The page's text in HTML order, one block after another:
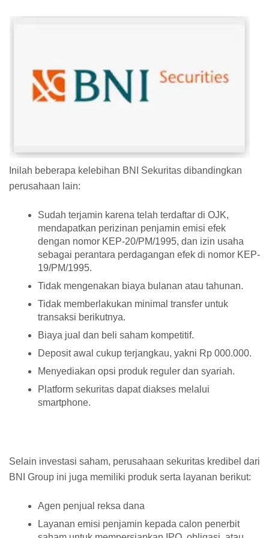
Inilah beberapa kelebihan BNI Sekuritas dibandingkan
perusahaan lain:
Sudah terjamin karena telah terdaftar di OJK,
mendapatkan perizinan penjamin emisi efek
dengan nomor KEP-20/PM/1995, dan izin usaha
sebagai perantara perdagangan efek di nomor KEP-
19/PM/1995.
Tidak mengenakan biaya bulanan atau tahunan.
Tidak memberlakukan minimal transfer untuk
transaksi berikutnya.
Biaya jual dan beli saham kompetitif.
Deposit awal cukup terjangkau, yakni Rp 000.000.
Menyediakan opsi produk reguler dan syariah.
Platform sekuritas dapat diakses melalui
smartphone.
Selain investasi saham, perusahaan sekuritas kredibel dari
BNI Group ini juga memiliki produk serta layanan berikut:
Agen penjual reksa dana
Layanan emisi penjamin kepada calon penerbit